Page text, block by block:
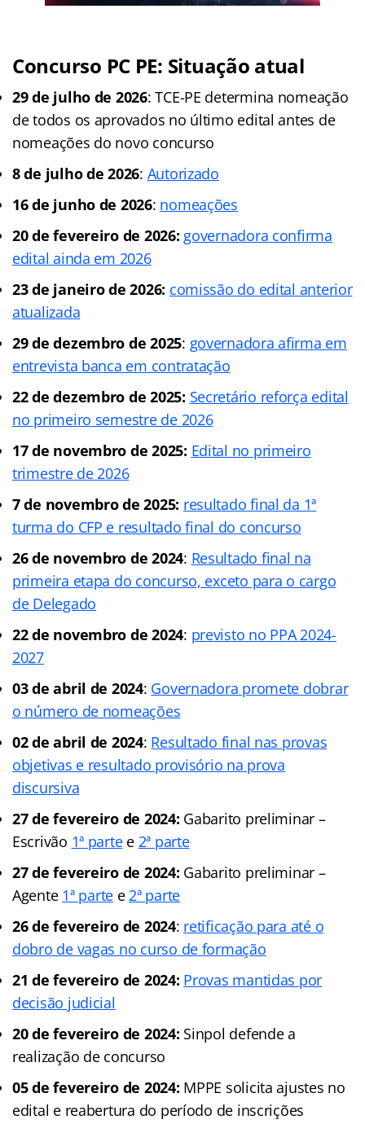
Concurso PC PE: Situação atual
29 de julho de 2026: TCE-PE determina nomeação
de todos os aprovados no último edital antes de
nomeações do novo concurso
8 de julho de 2026: Autorizado
16 de junho de 2026: nomeações
20 de fevereiro de 2026: governadora confirma
edital ainda em 2026
23 de janeiro de 2026: comissão do edital anterior
atualizada
29 de dezembro de 2025: governadora afirma em
entrevista banca em contratação
22 de dezembro de 2025: Secretário reforça edital
no primeiro semestre de 2026
17 de novembro de 2025: Edital no primeiro
trimestre de 2026
7 de novembro de 2025: resultado final da 1ª
turma do CFP e resultado final do concurso
26 de novembro de 2024: Resultado final na
primeira etapa do concurso, exceto para o cargo
de Delegado
22 de novembro de 2024: previsto no PPA 2024-
2027
03 de abril de 2024: Governadora promete dobrar
o número de nomeações
02 de abril de 2024: Resultado final nas provas
objetivas e resultado provisório na prova
discursiva
27 de fevereiro de 2024: Gabarito preliminar –
Escrivão 1ª partee 2ª parte
27 de fevereiro de 2024: Gabarito preliminar –
Agente 1ª partee 2ª parte
26 de fevereiro de 2024: retificação para até o
dobro de vagas no curso de formação
21 de fevereiro de 2024: Provas mantidas por
decisão judicial
20 de fevereiro de 2024: Sinpol defende a
realização de concurso
05 de fevereiro de 2024: MPPE solicita ajustes no
edital e reabertura do período de inscrições